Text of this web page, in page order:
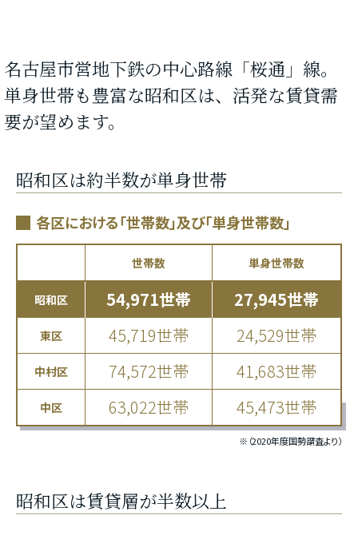
名古屋市営地下鉄の中心路線「桜通」線。
単身世帯も豊富な昭和区は、活発な賃貸需
要が望めます。
昭和区は約半数が単身世帯
各区における「世帯数」及び「単身世帯数」
世帯数 単身世帯数
昭和区 54,971世帯 27,945世帯
東区 45,719世帯 24,529世帯
中村区 74,572世帯 41,683世帯
中区 63,022世帯 45,473世帯
※（2020年度国勢謂査より）
昭和区は賃貸層が半数以上